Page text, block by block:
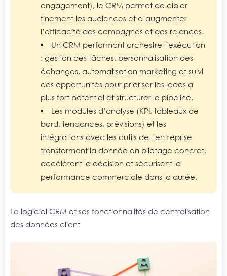
engagement), le CRM permet de cibler
finement les audiences et d’augmenter
l’efficacité des campagnes et des relances.
Un CRM performant orchestre l’exécution
: gestion des tâches, personnalisation des
échanges, automatisation marketing et suivi
des opportunités pour prioriser les leads à
plus fort potentiel et structurer le pipeline.
Les modules d’analyse (KPI, tableaux de
bord, tendances, prévisions) et les
intégrations avec les outils de l’entreprise
transforment la donnée en pilotage concret,
accélèrent la décision et sécurisent la
performance commerciale dans la durée.
Le logiciel CRM et ses fonctionnalités de centralisation
des données client